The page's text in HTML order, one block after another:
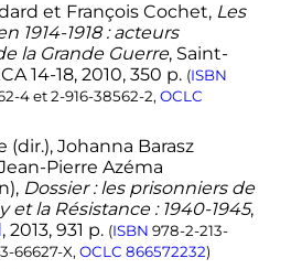
et François Cochet, Les
1914-1918 : acteurs
la Grande Guerre, Saint-
14-18, 2010, 350 p. (ISBN
4et2-916-38562-2, OCLC
(dir.), Johanna Barasz
Pierre Azéma
Dossier : les prisonniers de
et la Résistance : 1940-1945,
, 2013, 931 p. (ISBN 978-2-213-
66627-X, OCLC 866572232)